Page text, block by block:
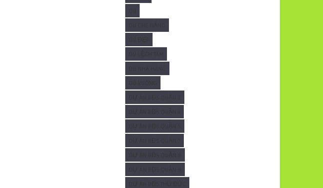
DÙ ĐẸP
DÙ LỆCH TÂM
DÙ NHÀ HÀNG
DỰ ÁN BĐS QUẬN 2
DỰ ÁN BĐS QUẬN 4
DỰ ÁN BĐS QUẬN 5
DỰ ÁN BĐS QUẬN 7
DỰ ÁN BĐS QUẬN 8
DỰ ÁN BĐS QUẬN 9
DỰ ÁN BĐS THỦ ĐỨC